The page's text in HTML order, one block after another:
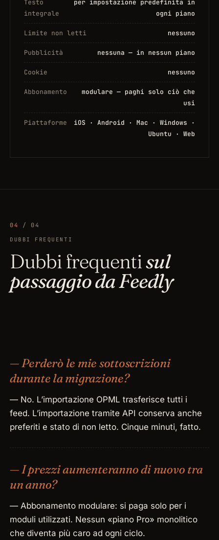
Testo
integrale
per impostazione predefinita in
ogni piano
Limite non letti nessuno
Pubblicità nessuna — in nessun piano
Cookie nessuno
Abbonamento
modulare — paghi solo ciò che
usi
Piattaforme
iOS · Android · Mac · Windows ·
Ubuntu · Web
04 / 04
DUBBI FREQUENTI
Dubbi frequentisul
passaggio da Feedly
— Perderò le mie sottoscrizioni
durante la migrazione?
— No. L’importazione OPML trasferisce tutti i
feed. L’importazione tramite API conserva anche
preferiti e stato di non letto. Cinque minuti, fatto.
— I prezzi aumenteranno di nuovo tra
un anno?
— Abbonamento modulare: si paga solo per i
moduli utilizzati. Nessun «piano Pro» monolitico
che diventa più caro ad ogni ciclo.